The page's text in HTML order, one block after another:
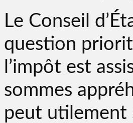
Le Conseil
question
l’impôt est
sommes
peut utilement